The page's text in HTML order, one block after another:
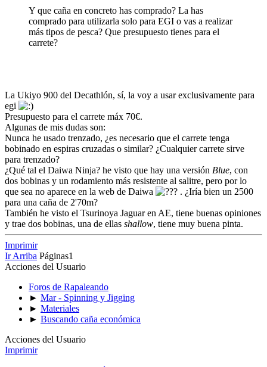
Y que caña en concreto has comprado? La has
comprado para utilizarla solo para EGI o vas a realizar
más tipos de pesca? Que presupuesto tienes para el
carrete?
La Ukiyo 900 del Decathlón, sí, la voy a usar exclusivamente para
egi
Presupuesto para el carrete máx 70€.
Algunas de mis dudas son:
Nunca he usado trenzado, ¿es necesario que el carrete tenga
bobinado en espiras cruzadas o similar? ¿Cualquier carrete sirve
para trenzado?
¿Qué tal el Daiwa Ninja? he visto que hay una versión Blue, con
dos bobinas y un rodamiento más resistente al salitre, pero por lo
que sea no aparece en la web de Daiwa
. ¿Iría bien un 2500
para una caña de 2'70m?
También he visto el Tsurinoya Jaguar en AE, tiene buenas opiniones
y trae dos bobinas, una de ellas shallow, tiene muy buena pinta.
Imprimir
Ir Arriba Páginas1
Acciones del Usuario
Foros de Rapaleando
► Mar - Spinning y Jigging
► Materiales
► Buscando caña económica
Acciones del Usuario
Imprimir